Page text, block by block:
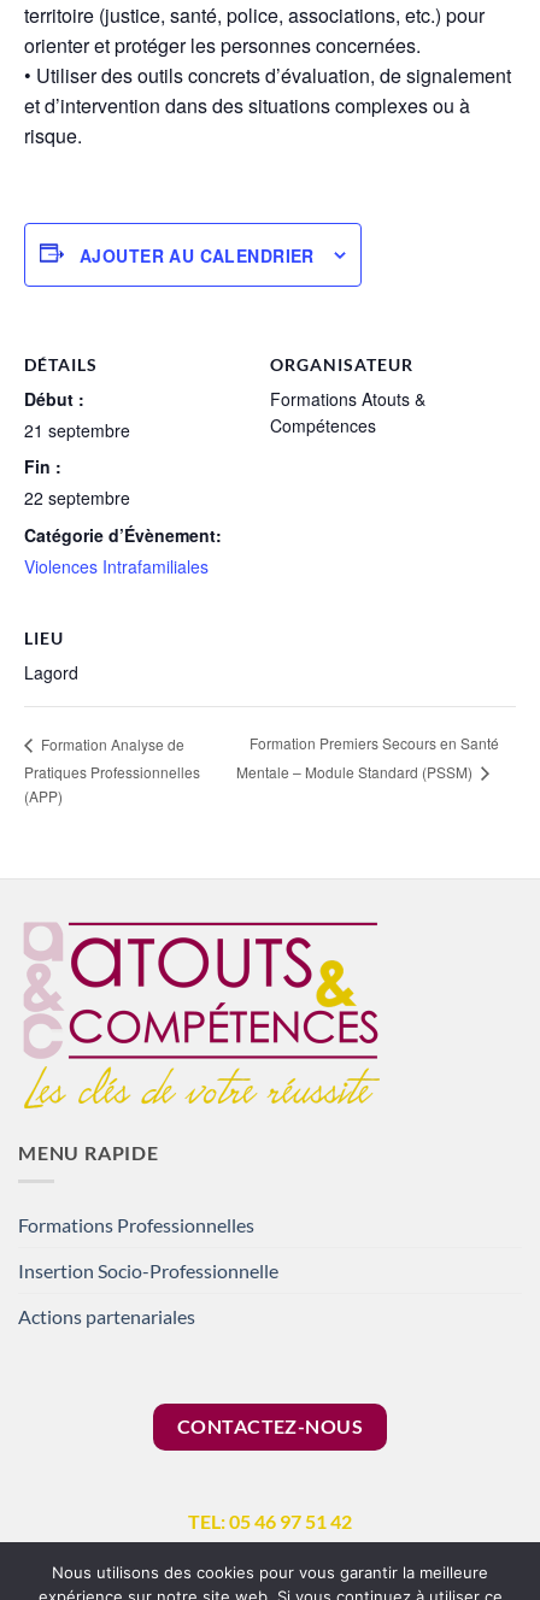
territoire (justice, santé, police, associations, etc.) pour
orienter et protéger les personnes concernées.
• Utiliser des outils concrets d’évaluation, de signalement
et d’intervention dans des situations complexes ou à
risque.
AJOUTER AU CALENDRIER
DÉTAILS
Début :
21 septembre
Fin :
22 septembre
Catégorie d’Évènement:
Violences Intrafamiliales
ORGANISATEUR
Formations Atouts &
Compétences
LIEU
Lagord
Formation Analyse de
Pratiques Professionnelles
(APP)
Formation Premiers Secours en Santé
Mentale – Module Standard (PSSM)
MENU RAPIDE
Formations Professionnelles
Insertion Socio-Professionnelle
Actions partenariales
CONTACTEZ-NOUS
TEL: 05 46 97 51 42
Nous utilisons des cookies pour vous garantir la meilleure
expérience sur notre site web. Si vous continuez à utiliser ce